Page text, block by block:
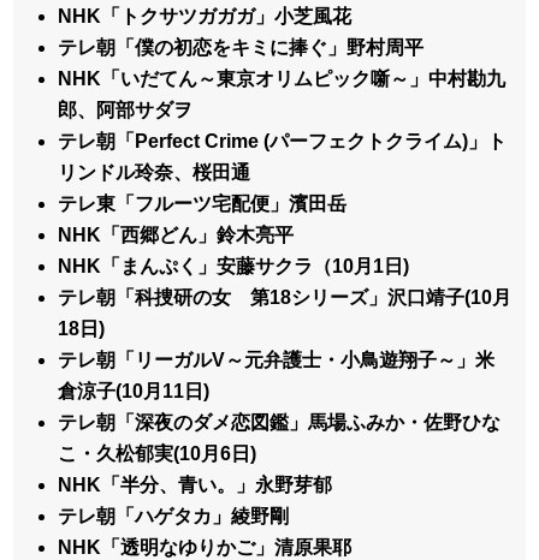
NHK「トクサツガガガ」小芝風花
テレ朝「僕の初恋をキミに捧ぐ」野村周平
NHK「いだてん～東京オリムピック噺～」中村勘九
郎、阿部サダヲ
テレ朝「Perfect Crime (パーフェクトクライム)」ト
リンドル玲奈、桜田通
テレ東「フルーツ宅配便」濱田岳
NHK「西郷どん」鈴木亮平
NHK「まんぷく」安藤サクラ（10月1日)
テレ朝「科捜研の女 第18シリーズ」沢口靖子(10月
18日)
テレ朝「リーガルV～元弁護士・小鳥遊翔子～」米
倉涼子(10月11日)
テレ朝「深夜のダメ恋図鑑」馬場ふみか・佐野ひな
こ・久松郁実(10月6日)
NHK「半分、青い。」永野芽郁
テレ朝「ハゲタカ」綾野剛
NHK「透明なゆりかご」清原果耶